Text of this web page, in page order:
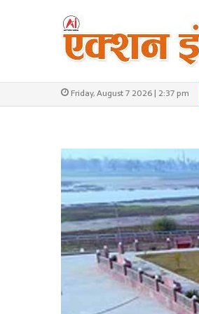
Friday, August 7 2026 | 2:37 pm